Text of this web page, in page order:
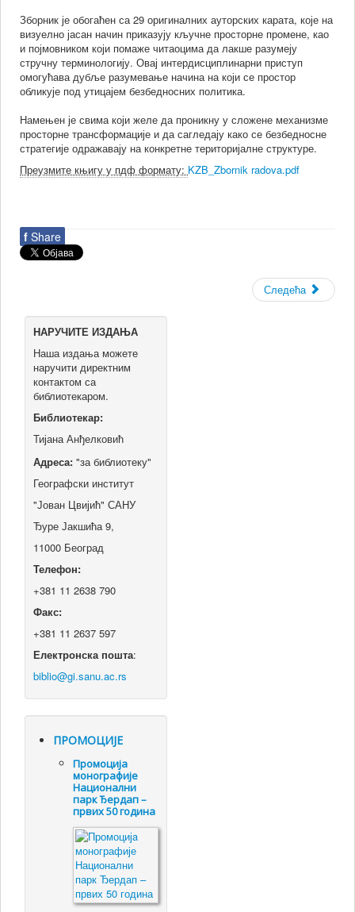
Зборник је обогаћен са 29 оригиналних ауторских карата, које на
визуелно јасан начин приказују кључне просторне промене, као
и појмовником који помаже читаоцима да лакше разумеју
стручну терминологију. Овај интердисциплинарни приступ
омогућава дубље разумевање начина на који се простор
обликује под утицајем безбедносних политика.
Намењен је свима који желе да проникну у сложене механизме
просторне трансформације и да сагледају како се безбедносне
стратегије одражавају на конкретне територијалне структуре.
Преузмите књигу у пдф формату: KZB_Zbornik radova.pdf
f Share
Следећа
НАРУЧИТЕ ИЗДАЊА
Наша издања можете
наручити директним
контактом са
библиотекаром.
Библиотекар:
Тијана Анђелковић
Адреса: "за библиотеку"
Географски институт
"Јован Цвијић" САНУ
Ђуре Јакшића 9,
11000 Београд
Телефон:
+381 11 2638 790
Факс:
+381 11 2637 597
Електронска пошта:
ПРОМОЦИЈЕ
Промоцијa
монографије
Национални
парк Ђердап –
првих 50 година